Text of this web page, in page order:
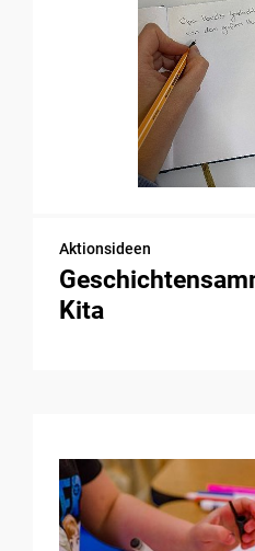
Aktionsideen
Kita